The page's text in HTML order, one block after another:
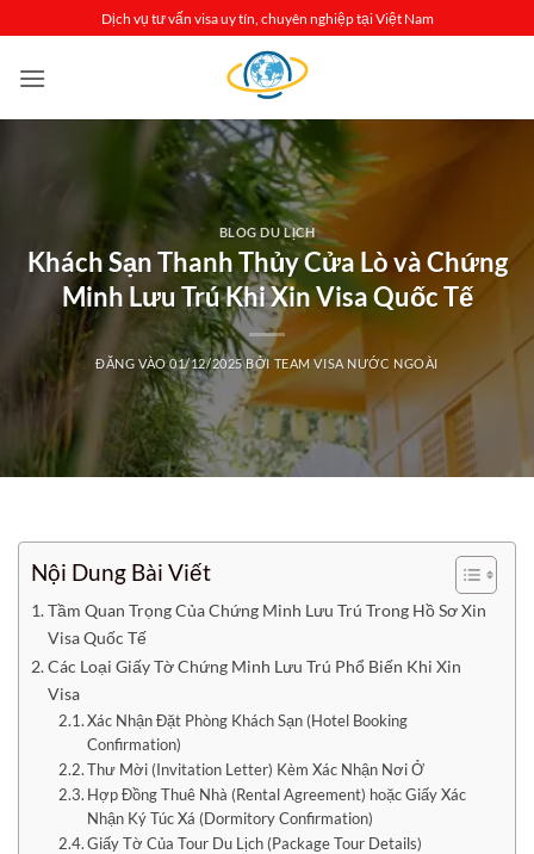
qua
nội
Dịch vụ tư vấn visa uy tín, chuyên nghiệp tại Việt Nam
BLOG DU LỊCH
Khách Sạn Thanh Thủy Cửa Lò và Chứng
Minh Lưu Trú Khi Xin Visa Quốc Tế
ĐĂNG VÀO01/12/2025 BỞI TEAM VISA NƯỚC NGOÀI
Nội Dung Bài Viết
Tầm Quan Trọng Của Chứng Minh Lưu Trú Trong Hồ Sơ Xin
Visa Quốc Tế
Các Loại Giấy Tờ Chứng Minh Lưu Trú Phổ Biến Khi Xin
Visa
Xác Nhận Đặt Phòng Khách Sạn (Hotel Booking
Confirmation)
Thư Mời (Invitation Letter) Kèm Xác Nhận Nơi Ở
Hợp Đồng Thuê Nhà (Rental Agreement) hoặc Giấy Xác
Nhận Ký Túc Xá (Dormitory Confirmation)
Giấy Tờ Của Tour Du Lịch (Package Tour Details)